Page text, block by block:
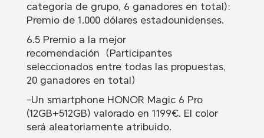
categoría de grupo, 6 ganadores en total):
Premio de 1.000 dólares estadounidenses.
6.5 Premio a la mejor
recomendación（Participantes
seleccionados entre todas las propuestas,
20 ganadores en total）
-Un smartphone HONOR Magic 6 Pro
(12GB+512GB) valorado en 1199€. El color
será aleatoriamente atribuido.